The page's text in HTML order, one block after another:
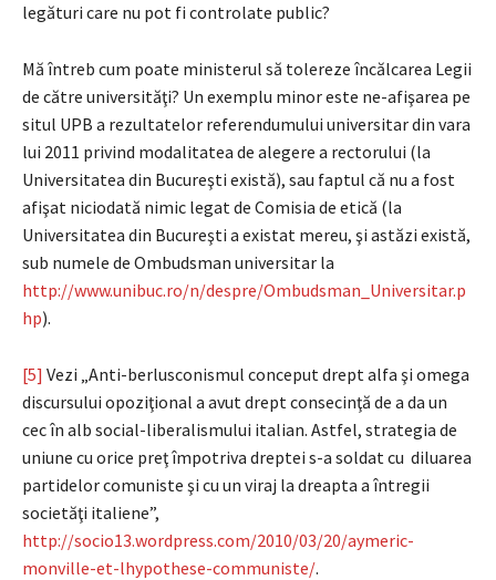
legături care nu pot fi controlate public?
Mă întreb cum poate ministerul să tolereze încălcarea Legii
de către universităţi? Un exemplu minor este ne-afişarea pe
situl UPB a rezultatelor referendumului universitar din vara
lui 2011 privind modalitatea de alegere a rectorului (la
Universitatea din Bucureşti există), sau faptul că nu a fost
afişat niciodată nimic legat de Comisia de etică (la
Universitatea din Bucureşti a existat mereu, şi astăzi există,
sub numele de Ombudsman universitar la
http://www.unibuc.ro/n/despre/Ombudsman_Universitar.p
hp).
[5] Vezi „Anti-berlusconismul conceput drept alfa şi omega
discursului opoziţional a avut drept consecinţă de a da un
cec în alb social-liberalismului italian. Astfel, strategia de
uniune cu orice preţ împotriva dreptei s-a soldat cu diluarea
partidelor comuniste şi cu un viraj la dreapta a întregii
societăţi italiene”,
http://socio13.wordpress.com/2010/03/20/aymeric-
monville-et-lhypothese-communiste/.